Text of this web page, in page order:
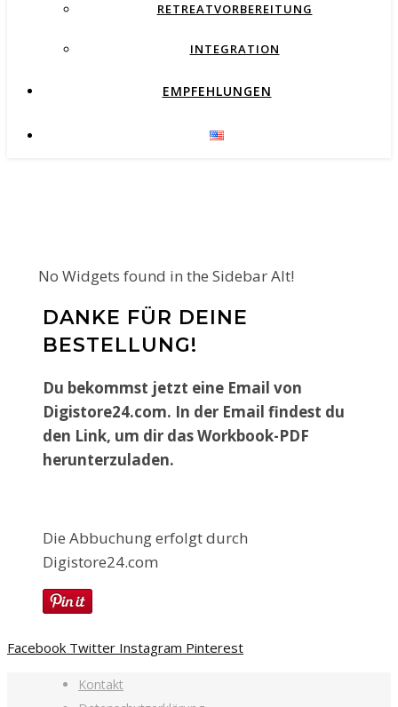
RETREATVORBEREITUNG
INTEGRATION
EMPFEHLUNGEN
No Widgets found in the Sidebar Alt!
DANKE FÜR DEINE
BESTELLUNG!
Du bekommst jetzt eine Email von
Digistore24.com. In der Email findest du
den Link, um dir das Workbook-PDF
herunterzuladen.
Die Abbuchung erfolgt durch
Digistore24.com
Facebook Twitter Instagram Pinterest
Kontakt